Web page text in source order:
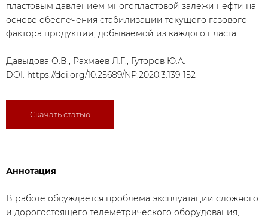
пластовым давлением многопластовой залежи нефти на
основе обеспечения стабилизации текущего газового
фактора продукции, добываемой из каждого пласта
Давыдова О.В., Рахмаев Л.Г., Гуторов Ю.А.
DOI: https://doi.org/10.25689/NP.2020.3.139-152
Скачать статью
Аннотация
В работе обсуждается проблема эксплуатации сложного
и дорогостоящего телеметрического оборудования,